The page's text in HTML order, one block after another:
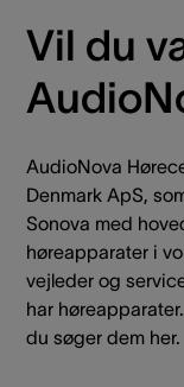
Vil du
AudioNova
Denmark ApS,
Sonova med
høreapparater i
vejleder og
har
du søger dem her.